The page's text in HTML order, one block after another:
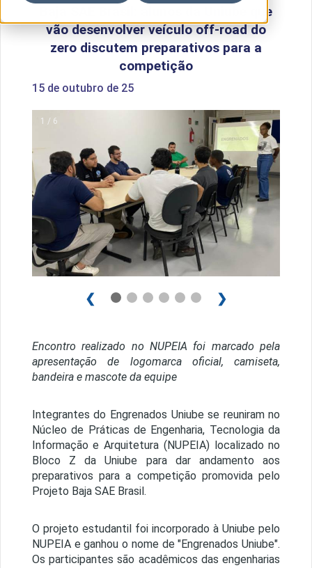
Baja SAE Brasil: alunos da Uniube que
vão desenvolver veículo off-road do
zero discutem preparativos para a
competição
15 de outubro de 25
1 / 6
❮ ❯
Encontro realizado no NUPEIA foi marcado pela
apresentação de logomarca oficial, camiseta,
bandeira e mascote da equipe
Integrantes do Engrenados Uniube se reuniram no
Núcleo de Práticas de Engenharia, Tecnologia da
Informação e Arquitetura (NUPEIA) localizado no
Bloco Z da Uniube para dar andamento aos
preparativos para a competição promovida pelo
Projeto Baja SAE Brasil.
O projeto estudantil foi incorporado à Uniube pelo
NUPEIA e ganhou o nome de "Engrenados Uniube".
Os participantes são acadêmicos das engenharias